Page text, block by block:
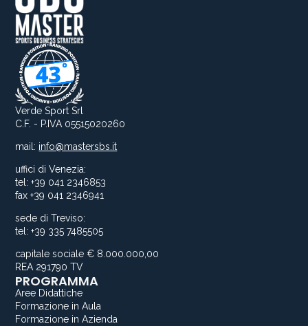
Verde Sport Srl
C.F. - P.IVA 05515020260
mail: info@mastersbs.it
uffici di Venezia:
tel: +39 041 2346853
fax +39 041 2346941
sede di Treviso:
tel: +39 335 7485505
capitale sociale € 8.000.000,00
REA 291790 TV
PROGRAMMA
Aree Didattiche
Formazione in Aula
Formazione in Azienda